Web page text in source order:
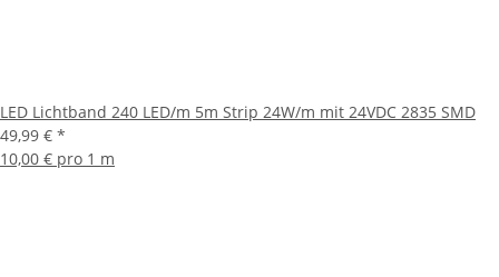
LED Lichtband 240 LED/m 5m Strip 24W/m mit 24VDC 2835 SMD
49,99 € *
10,00 € pro 1 m